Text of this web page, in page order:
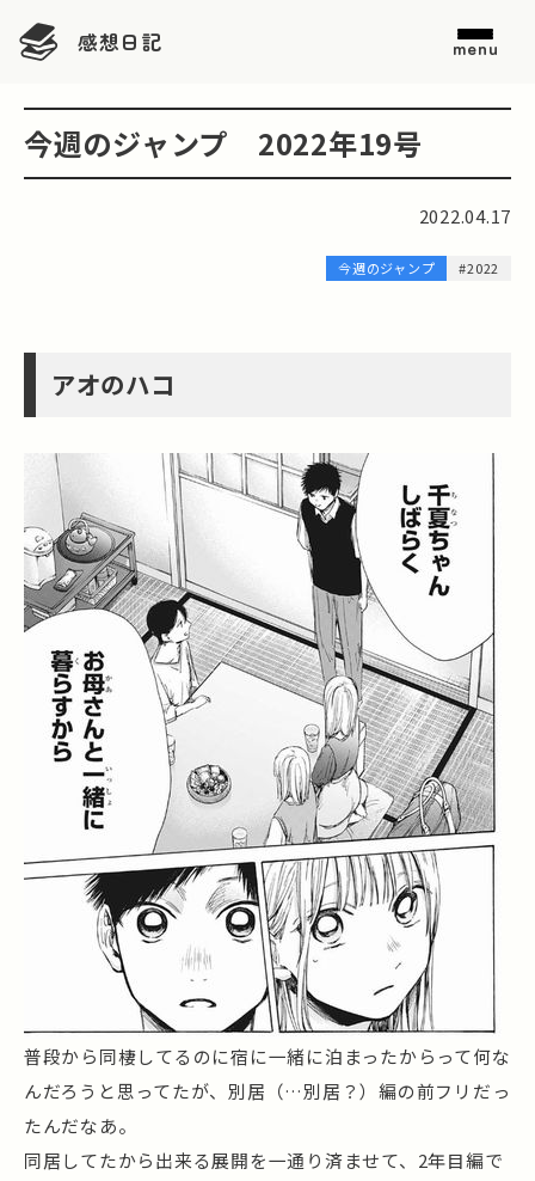
感想日記 menu
今週のジャンプ 2022年19号
2022.04.17
今週のジャンプ #2022
アオのハコ
普段から同棲してるのに宿に一緒に泊まったからって何な
んだろうと思ってたが、別居（…別居？）編の前フリだっ
たんだなあ。
同居してたから出来る展開を一通り済ませて、2年目編で